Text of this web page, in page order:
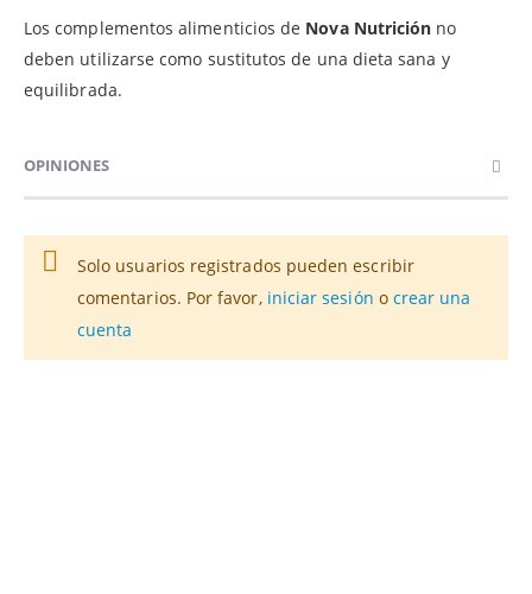
Los complementos alimenticios de Nova Nutrición no
deben utilizarse como sustitutos de una dieta sana y
equilibrada.
OPINIONES
Solo usuarios registrados pueden escribir
comentarios. Por favor, iniciar sesión o crear una
cuenta